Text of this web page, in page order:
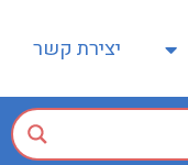
יצירת קשר